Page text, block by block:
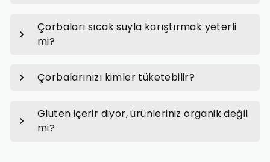
Çorbaları sıcak suyla karıştırmak yeterli
mi?
Çorbalarınızı kimler tüketebilir?
Gluten içerir diyor, ürünleriniz organik değil
mi?